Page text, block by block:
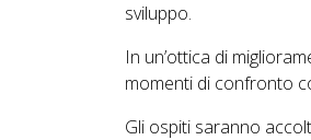
sviluppo.
In un’ottica di
momenti di confronto
Gli ospiti saranno